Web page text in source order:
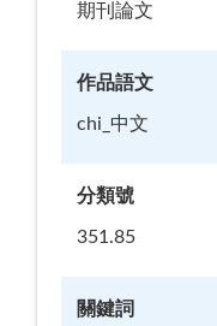
期刊論文
作品語文
chi_中文
分類號
351.85
關鍵詞